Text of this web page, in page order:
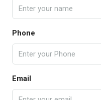
Phone
Email